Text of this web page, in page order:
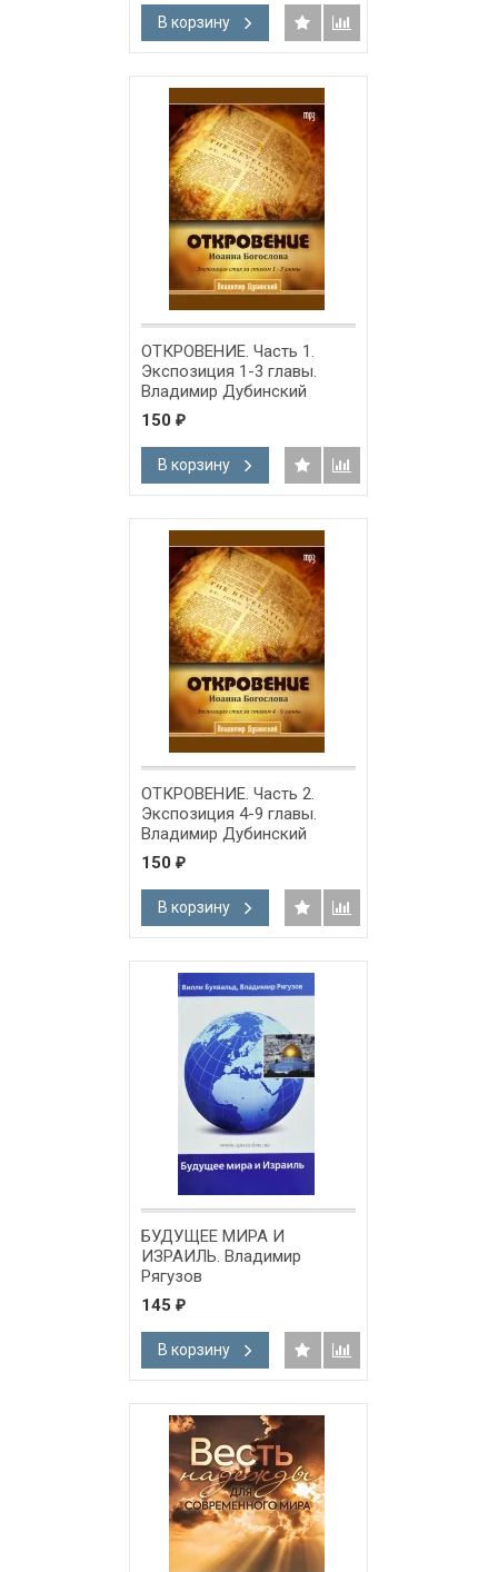
В корзину
ОТКРОВЕНИЕ. Часть 1.
Экспозиция 1-3 главы.
Владимир Дубинский
150 ₽
В корзину
ОТКРОВЕНИЕ. Часть 2.
Экспозиция 4-9 главы.
Владимир Дубинский
150 ₽
В корзину
БУДУЩЕЕ МИРА И
ИЗРАИЛЬ. Владимир
Рягузов
145 ₽
В корзину